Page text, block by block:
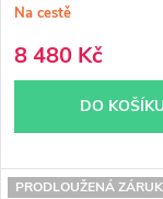
Na cestě
8 480 Kč
DO
PRODLOUŽENÁ